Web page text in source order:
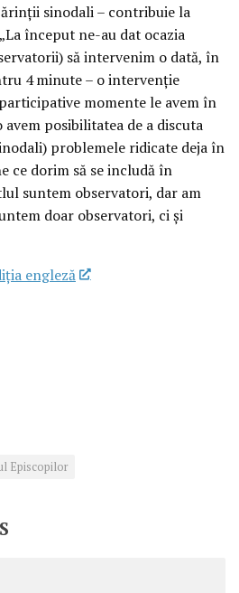
sinodali – contribuie la
început ne-au dat ocazia
să intervenim o dată, în
4 minute – o intervenție
momente le avem în
posibilitatea de a discuta
problemele ridicate deja în
ce dorim să se includă în
suntem observatori, dar am
doar observatori, ci și
engleză
Episcopilor